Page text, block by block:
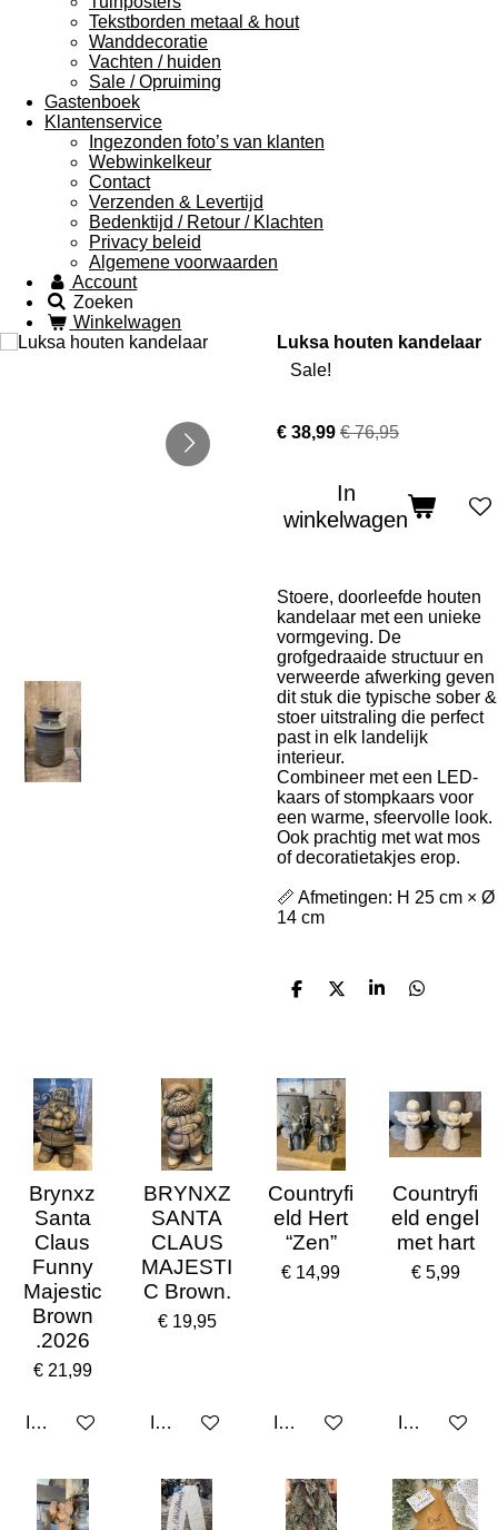
Tekstborden metaal & hout
Wanddecoratie
Vachten / huiden
Sale / Opruiming
Gastenboek
Klantenservice
Ingezonden foto’s van klanten
Webwinkelkeur
Contact
Verzenden & Levertijd
Bedenktijd / Retour / Klachten
Privacy beleid
Algemene voorwaarden
Account
Zoeken
Winkelwagen
Luksa houten kandelaar
Sale!
€ 38,99 € 76,95
In
winkelwagen
Stoere, doorleefde houten
kandelaar met een unieke
vormgeving. De
grofgedraaide structuur en
verweerde afwerking geven
dit stuk die typische sober &
stoer uitstraling die perfect
past in elk landelijk
interieur.
Combineer met een LED-
kaars of stompkaars voor
een warme, sfeervolle look.
Ook prachtig met wat mos
of decoratietakjes erop.
📏 Afmetingen: H 25 cm × Ø
14 cm
D
D
S
D
Brynxz
Santa
Claus
Funny
Majestic
Brown
.2026
€ 21,99
In winkelwagen
BRYNXZ
SANTA
CLAUS
MAJESTI
C Brown.
€ 19,95
In winkelwagen
Countryfi
eld Hert
“Zen”
€ 14,99
In winkelwagen
Countryfi
eld engel
met hart
€ 5,99
In